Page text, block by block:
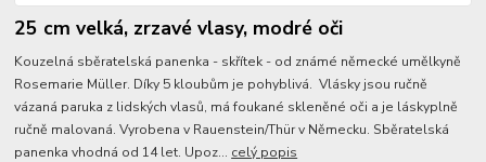
25 cm velká, zrzavé vlasy, modré oči
Kouzelná sběratelská panenka - skřítek - od známé německé umělkyně
Rosemarie Müller. Díky 5 kloubům je pohyblivá. Vlásky jsou ručně
vázaná paruka z lidských vlasů, má foukané skleněné oči a je láskyplně
ručně malovaná. Vyrobena v Rauenstein/Thür v Německu. Sběratelská
panenka vhodná od 14 let. Upoz... celý popis